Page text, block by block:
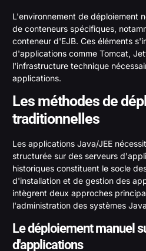
L'environnement de déploiement
de conteneurs spécifiques,
conteneur d'EJB. Ces éléments
d'applications comme Tomcat,
l'infrastructure technique
applications.
Les méthodes de
traditionnelles
Les applications Java/JEE
structurée sur des serveurs
historiques constituent le socle
d'installation et de gestion des
intègrent deux approches
l'administration des systèmes
Le déploiement manuel
d'applications